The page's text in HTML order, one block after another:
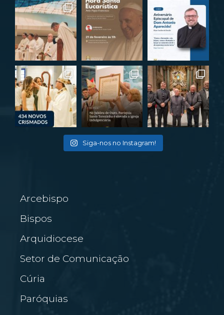
Siga-nos no Instagram!
Arcebispo
Bispos
Arquidiocese
Setor de Comunicação
Cúria
Paróquias